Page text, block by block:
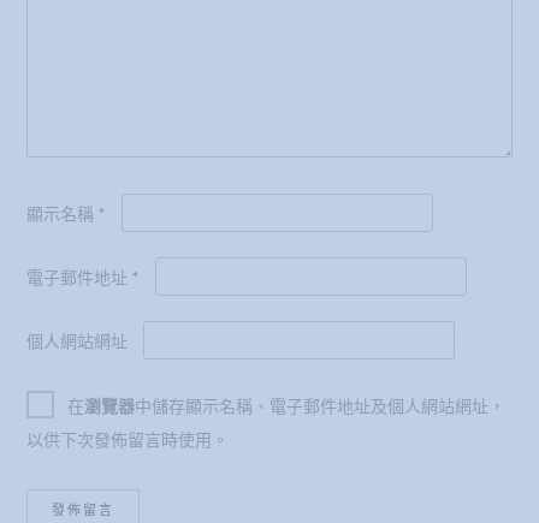
顯示名稱 *
電子郵件地址 *
個人網站網址
在瀏覽器中儲存顯示名稱、電子郵件地址及個人網站網址，
以供下次發佈留言時使用。